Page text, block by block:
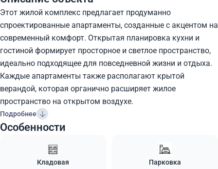
Этот жилой комплекс предлагает продуманно
спроектированные апартаменты, созданные с акцентом на
современный комфорт. Открытая планировка кухни и
гостиной формирует просторное и светлое пространство,
идеально подходящее для повседневной жизни и отдыха.
Каждые апартаменты также располагают крытой
верандой, которая органично расширяет жилое
пространство на открытом воздухе.
Подробнее
Особенности
Кладовая Парковка